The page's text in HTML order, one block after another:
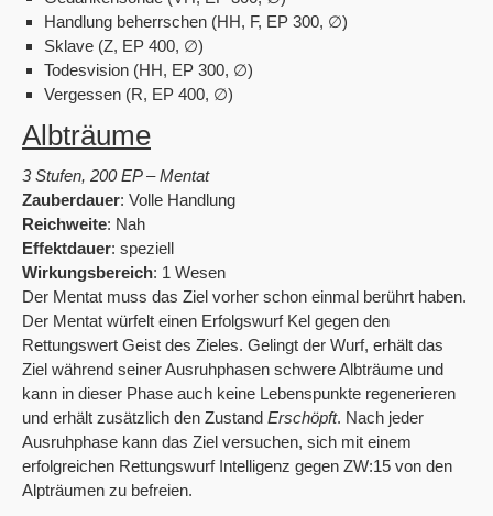
Handlung beherrschen (HH, F, EP 300, ∅)
Sklave (Z, EP 400, ∅)
Todesvision (HH, EP 300, ∅)
Vergessen (R, EP 400, ∅)
Albträume
3 Stufen, 200 EP – Mentat
Zauberdauer: Volle Handlung
Reichweite: Nah
Effektdauer: speziell
Wirkungsbereich: 1 Wesen
Der Mentat muss das Ziel vorher schon einmal berührt haben.
Der Mentat würfelt einen Erfolgswurf Kel gegen den
Rettungswert Geist des Zieles. Gelingt der Wurf, erhält das
Ziel während seiner Ausruhphasen schwere Albträume und
kann in dieser Phase auch keine Lebenspunkte regenerieren
und erhält zusätzlich den Zustand Erschöpft. Nach jeder
Ausruhphase kann das Ziel versuchen, sich mit einem
erfolgreichen Rettungswurf Intelligenz gegen ZW:15 von den
Alpträumen zu befreien.